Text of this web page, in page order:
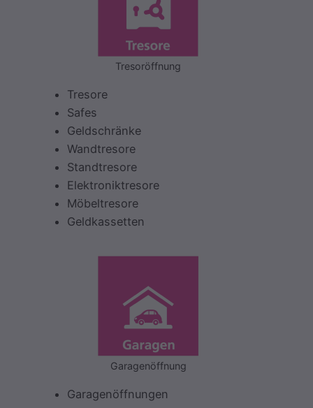
Tresoröffnung
Tresore
Safes
Geldschränke
Wandtresore
Standtresore
Elektroniktresore
Möbeltresore
Geldkassetten
Garagenöffnung
Garagenöffnungen